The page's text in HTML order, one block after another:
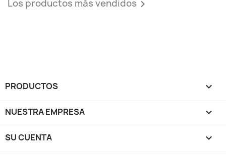
Los productos más vendidos 
PRODUCTOS 
NUESTRA EMPRESA 
SU CUENTA 